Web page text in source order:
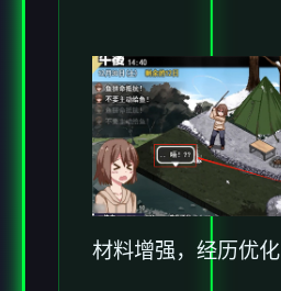
材料增强，经历优化